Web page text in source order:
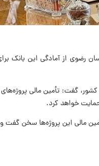
رضوی از آمادگی این بانک
کشور، گفت: تأمین مالی
خواهد کرد.
مالی این پروژه‌ها سخن گفت